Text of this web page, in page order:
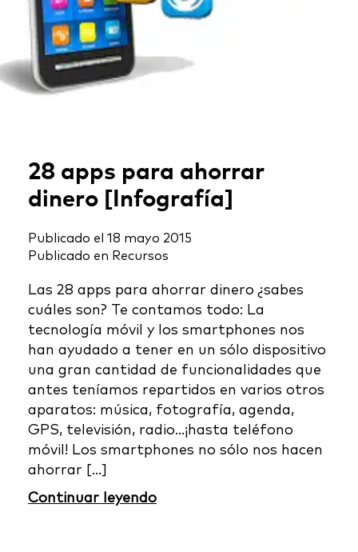
28 apps para ahorrar
dinero [Infografía]
Publicado el 18 mayo 2015
Publicado en Recursos
Las 28 apps para ahorrar dinero ¿sabes
cuáles son? Te contamos todo: La
tecnología móvil y los smartphones nos
han ayudado a tener en un sólo dispositivo
una gran cantidad de funcionalidades que
antes teníamos repartidos en varios otros
aparatos: música, fotografía, agenda,
GPS, televisión, radio...¡hasta teléfono
móvil! Los smartphones no sólo nos hacen
ahorrar [...]
Continuar leyendo